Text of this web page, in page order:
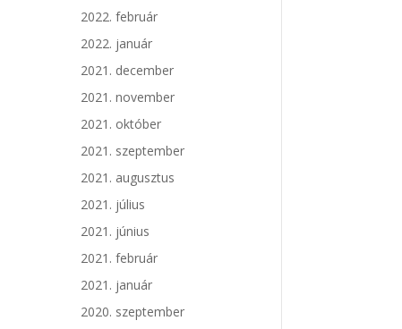
2022. február
2022. január
2021. december
2021. november
2021. október
2021. szeptember
2021. augusztus
2021. július
2021. június
2021. február
2021. január
2020. szeptember